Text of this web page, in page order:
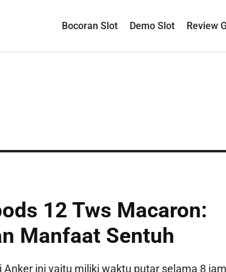
Bocoran Slot Demo Slot Review
12 Tws Macaron:
Manfaat Sentuh
ini yaitu miliki waktu putar selama 8